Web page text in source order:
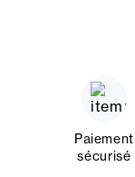
Paiement
sécurisé